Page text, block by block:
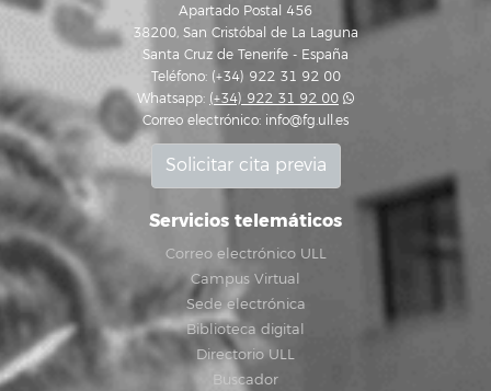
Apartado Postal 456
38200, San Cristóbal de La Laguna
Santa Cruz de Tenerife - España
Teléfono: (+34) 922 31 92 00
Whatsapp: (+34) 922 31 92 00
Correo electrónico: info@fg.ull.es
Solicitar cita previa
Servicios telemáticos
Correo electrónico ULL
Campus Virtual
Sede electrónica
Biblioteca digital
Directorio ULL
Buscador